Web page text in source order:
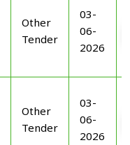
Other
Tender
03-
06-
2026
Other
Tender
03-
06-
2026